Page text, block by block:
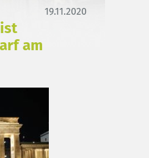
19.11.2020
am